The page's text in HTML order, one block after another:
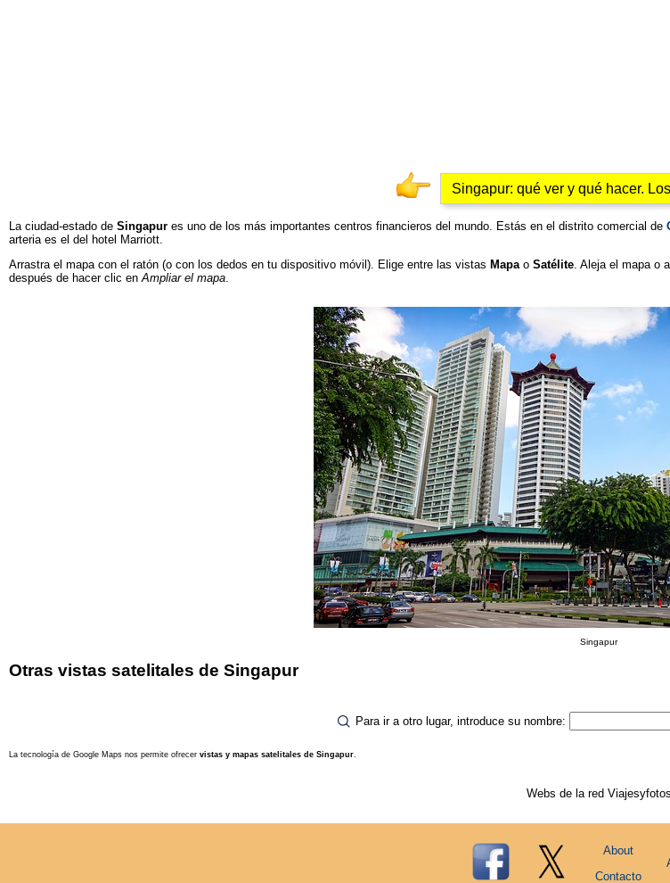
Singapur: qué ver y qué hacer.
La ciudad-estado de Singapur es uno de los más importantes centros financieros del mundo. Estás en el distrito comercial de
arteria es el del hotel Marriott.
Arrastra el mapa con el ratón (o con los dedos en tu dispositivo móvil). Elige entre las vistas Mapao Satélite. Aleja el mapa o
después de hacer clic enAmpliar el mapa.
Singapur
Otras vistas satelitales de Singapur
Para ir a otro lugar, introduce su nombre:
La tecnología de Google Maps nos permite ofrecer vistas y mapas satelitales de Singapur.
Webs de la red Viajesyfotos
About
Contacto